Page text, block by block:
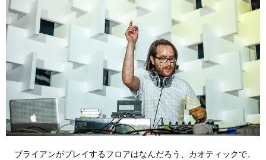
ブライアンがプレイするフロアはなんだろう、カオティックで、